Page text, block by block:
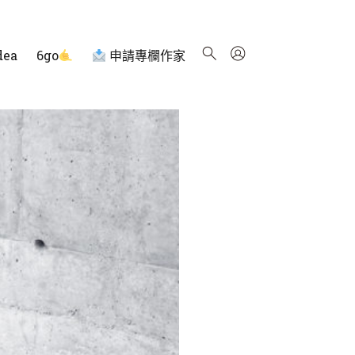
6go 申請專欄作家